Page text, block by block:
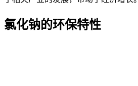
氯化钠的环保特性